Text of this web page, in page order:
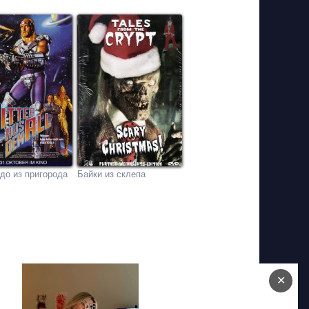
из пригорода Байки из склепа
✕